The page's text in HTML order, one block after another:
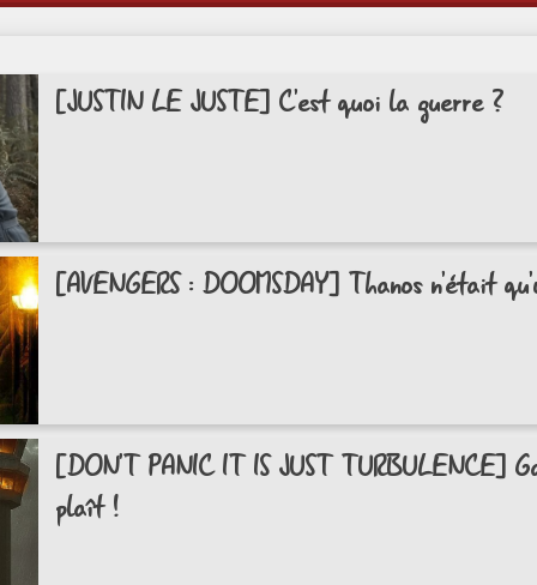
[JUSTIN LE JUSTE] C'est quoi la guerre ?
[AVENGERS : DOOMSDAY] Thanos n'était
[DON'T PANIC IT IS JUST TURBULENCE]
plaît !